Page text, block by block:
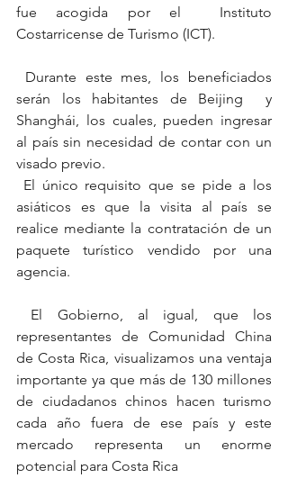
fue acogida por el  Instituto
Costarricense de Turismo (ICT).
serán los habitantes de Beijing  y
Shanghái, los cuales, pueden ingresar
al país sin necesidad de contar con un
visado previo.
asiáticos es que la visita al país se
realice mediante la contratación de un
paquete turístico vendido por una
agencia.
representantes de Comunidad China
de Costa Rica, visualizamos una ventaja
importante ya que más de 130 millones
de ciudadanos chinos hacen turismo
cada año fuera de ese país y este
mercado representa un enorme
potencial para Costa Rica